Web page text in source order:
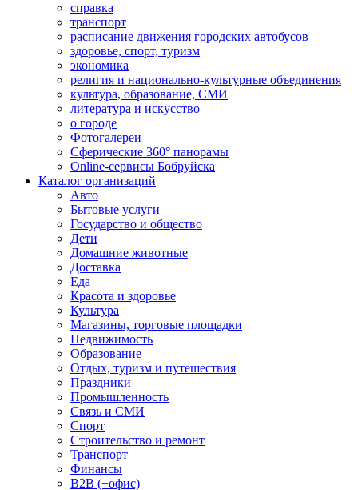
справка
транспорт
расписание движения городских автобусов
здоровье, спорт, туризм
экономика
религия и национально-культурные объединения
культура, образование, СМИ
литература и искусство
о городе
Фотогалереи
Сферические 360° панорамы
Online-сервисы Бобруйска
Каталог организаций
Авто
Бытовые услуги
Государство и общество
Дети
Домашние животные
Доставка
Еда
Красота и здоровье
Культура
Магазины, торговые площадки
Недвижимость
Образование
Отдых, туризм и путешествия
Праздники
Промышленность
Связь и СМИ
Спорт
Строительство и ремонт
Транспорт
Финансы
B2B (+офис)